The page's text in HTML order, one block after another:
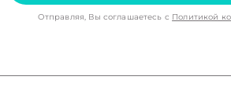
Отправляя, Вы соглашаетесь с Политикой